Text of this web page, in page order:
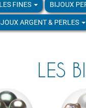
FINES BIJOUX
ARGENT & PERLES
LES